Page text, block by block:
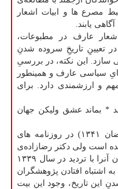
مصرع ها و ابیات اشعار
یابند.
عارف در مطبوعات،
تعیینِ تاریخِ سروده شدنِ
سازد. این نکته، در بررسیِ
سیاسی عارف و همینطور
و ارزشمندی دارد. برای
* بماند عشق ولیکن جهان
در ۲۷ و ۲۸ فروردین ۱۳۰۲ (اول رمضان ۱۳۴۱) در روزنامه های
است ولی دکتر رضازاده‌ی
شفق در دیوان برلین، تاریخ سروده شدن آنرا با تردید در سال ۱۳۳۹
اشتباه افتادن پژوهشگران
این تاریخ، وجود این بیت